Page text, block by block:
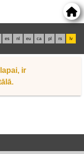
es nl eu ca pl rs lv
ir